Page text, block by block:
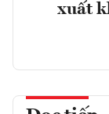
xuất